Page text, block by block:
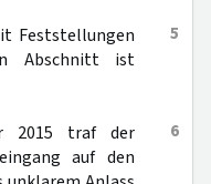
5
Feststellungen
Abschnitt ist
6
2015 traf der
auf den